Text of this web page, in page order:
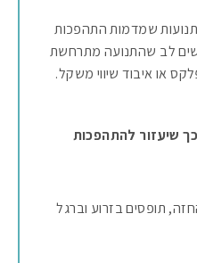
תנועות שמדמות התהפכות
לשים לב שהתנועה מתרחשת
או איבוד שיווי משקל.
שיעזור להתהפכות
תופסים בזרוע וברגל